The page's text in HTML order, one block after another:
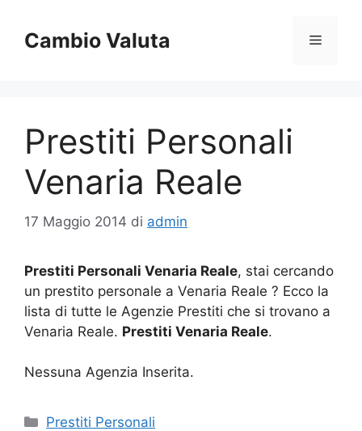
contenuto
Cambio Valuta Menu
Prestiti Personali
Venaria Reale
17 Maggio 2014 di admin
Prestiti Personali Venaria Reale, stai cercando
un prestito personale a Venaria Reale ? Ecco la
lista di tutte le Agenzie Prestiti che si trovano a
Venaria Reale. Prestiti Venaria Reale.
Nessuna Agenzia Inserita.
Categorie
Prestiti Personali